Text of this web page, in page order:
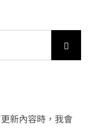
新內容時，我會